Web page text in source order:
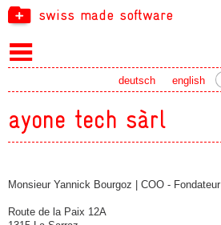
swiss made software
english
deutsch
ayone tech sàrl
Monsieur Yannick Bourgoz | COO - Fondateur
Route de la Paix 12A